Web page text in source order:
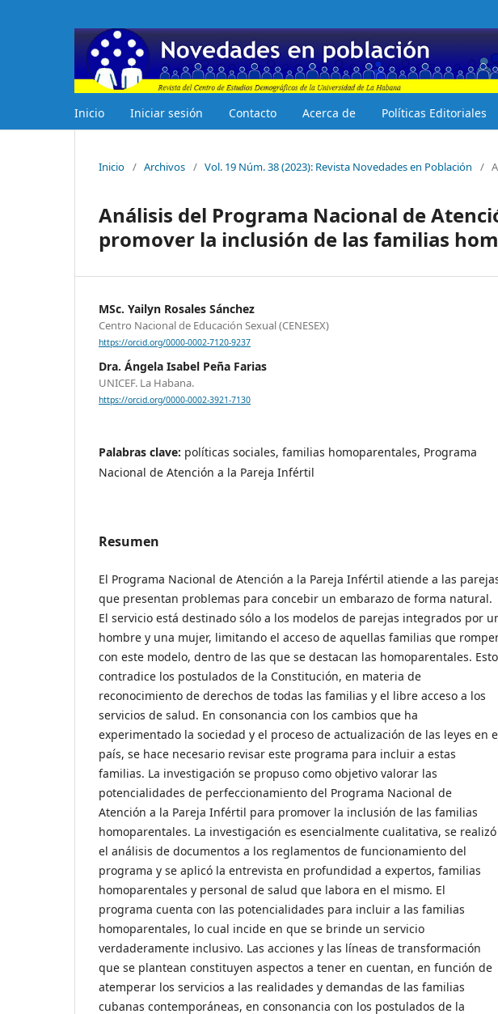
Inicio Iniciar sesión Contacto Acerca de Políticas Editoriales
Inicio / Archivos / Vol. 19 Núm. 38 (2023): Revista Novedades en Población /
Análisis del Programa Nacional de
promover la inclusión de las familias
MSc. Yailyn Rosales Sánchez
Centro Nacional de Educación Sexual (CENESEX)
https://orcid.org/0000-0002-7120-9237
Dra. Ángela Isabel Peña Farias
UNICEF. La Habana.
https://orcid.org/0000-0002-3921-7130
Palabras clave: políticas sociales, familias homoparentales, Programa
Nacional de Atención a la Pareja Infértil
Resumen
El Programa Nacional de Atención a la Pareja Infértil atiende a las
que presentan problemas para concebir un embarazo de forma natural.
El servicio está destinado sólo a los modelos de parejas integrados por
hombre y una mujer, limitando el acceso de aquellas familias que
con este modelo, dentro de las que se destacan las homoparentales. Esto
contradice los postulados de la Constitución, en materia de
reconocimiento de derechos de todas las familias y el libre acceso a los
servicios de salud. En consonancia con los cambios que ha
experimentado la sociedad y el proceso de actualización de las leyes en
país, se hace necesario revisar este programa para incluir a estas
familias. La investigación se propuso como objetivo valorar las
potencialidades de perfeccionamiento del Programa Nacional de
Atención a la Pareja Infértil para promover la inclusión de las familias
homoparentales. La investigación es esencialmente cualitativa, se realizó
el análisis de documentos a los reglamentos de funcionamiento del
programa y se aplicó la entrevista en profundidad a expertos, familias
homoparentales y personal de salud que labora en el mismo. El
programa cuenta con las potencialidades para incluir a las familias
homoparentales, lo cual incide en que se brinde un servicio
verdaderamente inclusivo. Las acciones y las líneas de transformación
que se plantean constituyen aspectos a tener en cuentan, en función de
atemperar los servicios a las realidades y demandas de las familias
cubanas contemporáneas, en consonancia con los postulados de la